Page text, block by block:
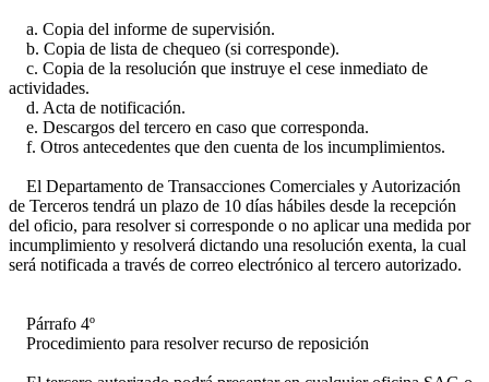
a. Copia del informe de supervisión.
b. Copia de lista de chequeo (si corresponde).
c. Copia de la resolución que instruye el cese inmediato de
actividades.
d. Acta de notificación.
e. Descargos del tercero en caso que corresponda.
f. Otros antecedentes que den cuenta de los incumplimientos.
El Departamento de Transacciones Comerciales y Autorización
de Terceros tendrá un plazo de 10 días hábiles desde la recepción
del oficio, para resolver si corresponde o no aplicar una medida por
incumplimiento y resolverá dictando una resolución exenta, la cual
será notificada a través de correo electrónico al tercero autorizado.
Párrafo 4º
Procedimiento para resolver recurso de reposición